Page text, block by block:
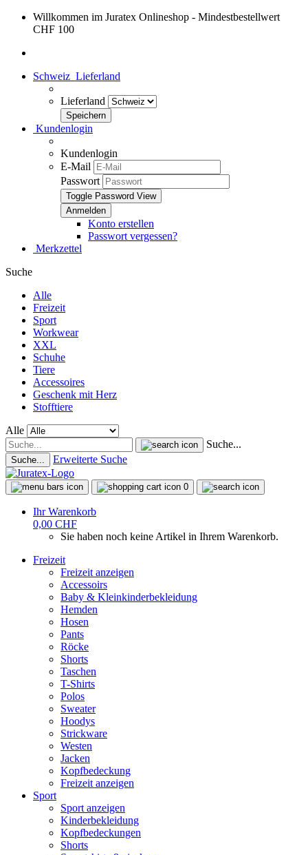
Willkommen im Juratex Onlineshop - Mindestbestellwert
CHF 100
Schweiz Lieferland
Lieferland
Kundenlogin
Kundenlogin
E-Mail
Passwort
Toggle Password View
Konto erstellen
Passwort vergessen?
Merkzettel
Suche
Alle
Freizeit
Sport
Workwear
XXL
Schuhe
Tiere
Accessoires
Geschenk mit Herz
Stofftiere
Alle
Suche...
Suche... Erweiterte Suche
0
Ihr Warenkorb
0,00 CHF
Sie haben noch keine Artikel in Ihrem Warenkorb.
Freizeit
Freizeit anzeigen
Accessoirs
Baby & Kleinkinderbekleidung
Hemden
Hosen
Pants
Röcke
Shorts
Taschen
T-Shirts
Polos
Sweater
Hoodys
Strickware
Westen
Jacken
Kopfbedeckung
Freizeit anzeigen
Sport
Sport anzeigen
Kinderbekleidung
Kopfbedeckungen
Shorts